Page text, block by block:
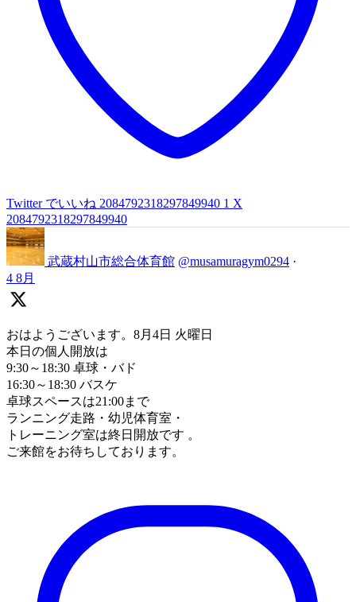
Twitter でいいね 2084792318297849940 1 X
2084792318297849940
武蔵村山市総合体育館 @musamuragym0294 ·
4 8月
おはようございます。8月4日 火曜日
本日の個人開放は
9:30～18:30 卓球・バド
16:30～18:30 バスケ
卓球スペースは21:00まで
ランニング走路・幼児体育室・
トレーニング室は終日開放です 。
ご来館をお待ちしております。